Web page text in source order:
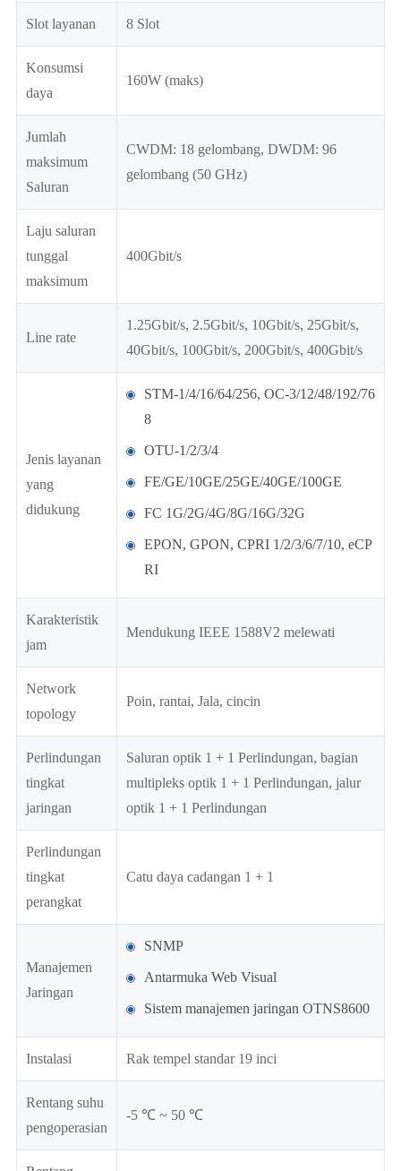
Slot layanan 8 Slot
Konsumsi
daya
160W (maks)
Jumlah
maksimum
Saluran
CWDM: 18 gelombang, DWDM: 96
gelombang (50 GHz)
Laju saluran
tunggal
maksimum
400Gbit/s
Line rate
1.25Gbit/s, 2.5Gbit/s, 10Gbit/s, 25Gbit/s,
40Gbit/s, 100Gbit/s, 200Gbit/s, 400Gbit/s
Jenis layanan
yang
didukung
STM-1/4/16/64/256, OC-3/12/48/192/76
8
OTU-1/2/3/4
FE/GE/10GE/25GE/40GE/100GE
FC 1G/2G/4G/8G/16G/32G
EPON, GPON, CPRI 1/2/3/6/7/10, eCP
RI
Karakteristik
jam
Mendukung IEEE 1588V2 melewati
Network
topology
Poin, rantai, Jala, cincin
Perlindungan
tingkat
jaringan
Saluran optik 1 + 1 Perlindungan, bagian
multipleks optik 1 + 1 Perlindungan, jalur
optik 1 + 1 Perlindungan
Perlindungan
tingkat
perangkat
Catu daya cadangan 1 + 1
Manajemen
Jaringan
SNMP
Antarmuka Web Visual
Sistem manajemen jaringan OTNS8600
Instalasi Rak tempel standar 19 inci
Rentang suhu
pengoperasian
-5 ℃ ~ 50 ℃